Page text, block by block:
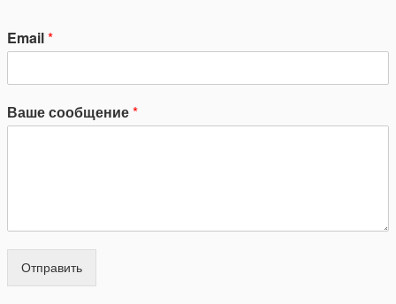
Email*
Ваше сообщение*
Отправить